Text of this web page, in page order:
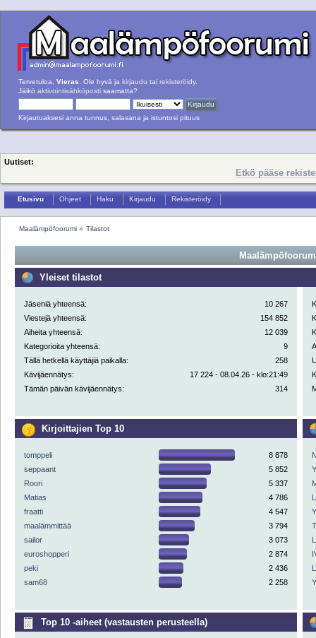
Tervetuloa, Vieras . Ole hyvä ja kirjaudu tai rekisteröidy.
Jäikö aktivointisähköposti saamatta?
Kirjautuaksesi anna tunnus, salasana ja istuntosi pituus
Uutiset:
Etkö pääse
Etusivu Ohjeet Haku Kirjaudu Rekisteröidy
Maalämpöfoorumi» Tilastot
Yleiset tilastot
Jäseniä yhteensä:
10 267
Viestejä yhteensä:
154 852
Aiheita yhteensä:
12 039
Kategorioita yhteensä:
9
Tällä hetkellä käyttäjiä paikalla:
258
Kävijäennätys:
17 224 - 08.04.26 - klo:21:49
Tämän päivän kävijäennätys:
314
Kirjoittajien Top 10
tomppeli
8 878
seppaant
5 852
Roori
5 337
Matias
4 786
fraatti
4 547
maalämmittää
3 794
sailor
3 073
euroshopperi
2 874
peki
2 436
sam68
2 258
Top 10 -aiheet (vastausten perusteella)